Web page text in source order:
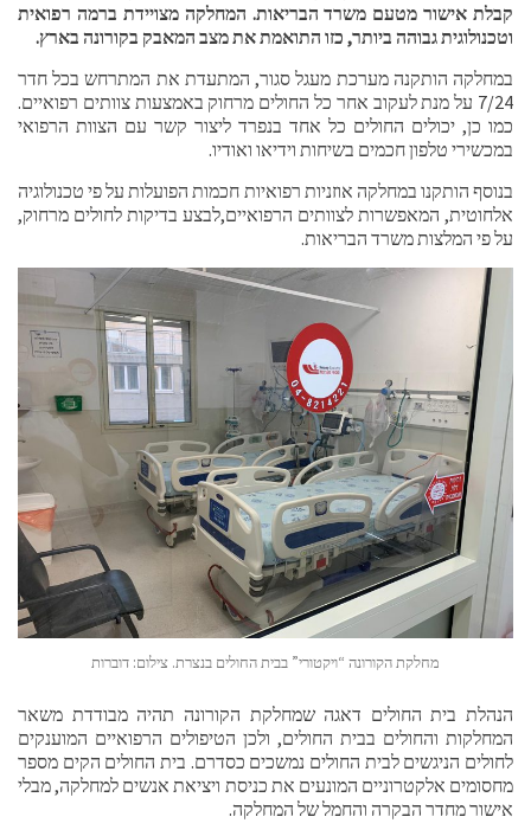
קבלת אישור מטעם משרד הבריאות. המחלקה מצויידת ברמה רפואית
וטכנולוגית גבוהה ביותר, כזו התואמת את מצב המאבק בקורונה בארץ.
במחלקה הותקנה מערכת מעגל סגור, המתעדת את המתרחש בכל חדר
7/24 על מנת לעקוב אחר כל החולים מרחוק באמצעות צוותים רפואיים.
כמו כן, יכולים החולים כל אחד בנפרד ליצור קשר עם הצוות הרפואי
במכשירי טלפון חכמים בשיחות וידיאו ואודיו.
בנוסף הותקנו במחלקה אוזניות רפואיות חכמות הפועלות על פי טכנולוגיה
אלחוטית, המאפשרות לצוותים הרפואיים,לבצע בדיקות לחולים מרחוק,
על פי המלצות משרד הבריאות.
מחלקת הקורונה “ויקטורי” בבית החולים בנצרת. צילום: דוברות
הנהלת בית החולים דאגה שמחלקת הקורונה תהיה מבודדת משאר
המחלקות והחולים בבית החולים, ולכן הטיפולים הרפואיים המוענקים
לחולים הניגשים לבית החולים נמשכים כסדרם. בית החולים הקים מספר
מחסומים אלקטרוניים המונעים את כניסת ויציאת אנשים למחלקה, מבלי
אישור מחדר הבקרה והחמל של המחלקה.